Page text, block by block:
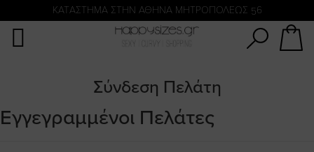
KATΑΣΤΗΜΑ ΣΤΗΝ ΑΘΗΝΑ ΜΗΤΡΟΠΟΛΕΩΣ 56
Σύνδεση Πελάτη
Εγγεγραμμένοι Πελάτες
Αναζήτηση